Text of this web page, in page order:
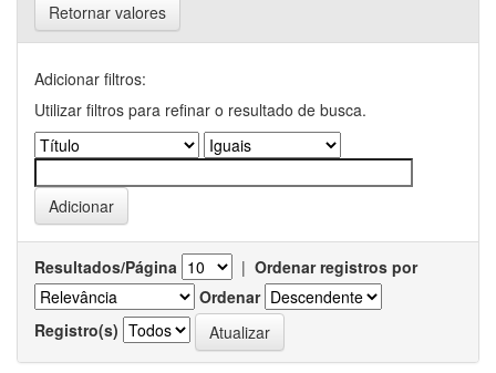
Retornar valores
Adicionar filtros:
Utilizar filtros para refinar o resultado de busca.
Resultados/Página | Ordenar registros por
Ordenar
Registro(s)